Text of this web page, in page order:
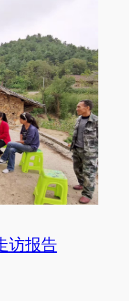
访报告